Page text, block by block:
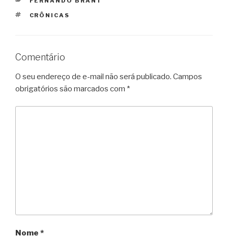
TAGS
CRÔNICAS
Comentário
O seu endereço de e-mail não será publicado. Campos
obrigatórios são marcados com *
Nome *